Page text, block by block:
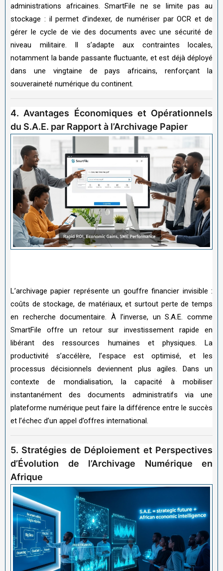
administrations africaines. SmartFile ne se limite pas au
stockage : il permet d’indexer, de numériser par OCR et de
gérer le cycle de vie des documents avec une sécurité de
niveau militaire. Il s’adapte aux contraintes locales,
notamment la bande passante fluctuante, et est déjà déployé
dans une vingtaine de pays africains, renforçant la
souveraineté numérique du continent.
4. Avantages Économiques et Opérationnels
du S.A.E. par Rapport à l’Archivage Papier
L’archivage papier représente un gouffre financier invisible :
coûts de stockage, de matériaux, et surtout perte de temps
en recherche documentaire. À l’inverse, un S.A.E. comme
SmartFile offre un retour sur investissement rapide en
libérant des ressources humaines et physiques. La
productivité s’accélère, l’espace est optimisé, et les
processus décisionnels deviennent plus agiles. Dans un
contexte de mondialisation, la capacité à mobiliser
instantanément des documents administratifs via une
plateforme numérique peut faire la différence entre le succès
et l’échec d’un appel d’offres international.
5. Stratégies de Déploiement et Perspectives
d’Évolution de l’Archivage Numérique en
Afrique